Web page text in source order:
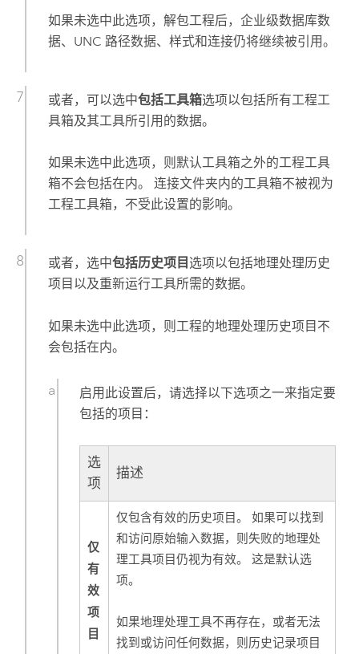
如果未选中此选项，解包工程后，企业级数据库数
据、UNC 路径数据、样式和连接仍将继续被引用。
或者，可以选中包括工具箱选项以包括所有工程工
具箱及其工具所引用的数据。
如果未选中此选项，则默认工具箱之外的工程工具
箱不会包括在内。 连接文件夹内的工具箱不被视为
工程工具箱，不受此设置的影响。
或者，选中包括历史项目 选项以包括地理处理历史
项目以及重新运行工具所需的数据。
如果未选中此选项，则工程的地理处理历史项目不
会包括在内。
启用此设置后，请选择以下选项之一来指定要
包括的项目：
选
项
描述
仅
有
效
项
目
仅包含有效的历史项目。 如果可以找到
和访问原始输入数据，则失败的地理处
理工具项目仍视为有效。 这是默认选
项。
如果地理处理工具不再存在，或者无法
找到或访问任何数据，则历史记录项目